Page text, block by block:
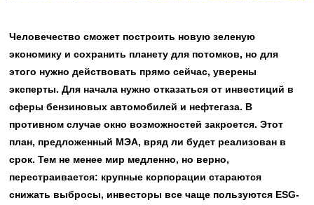
Человечество сможет построить новую зеленую
экономику и сохранить планету для потомков, но для
этого нужно действовать прямо сейчас, уверены
эксперты. Для начала нужно отказаться от инвестиций в
сферы бензиновых автомобилей и нефтегаза. В
противном случае окно возможностей закроется. Этот
план, предложенный МЭА, вряд ли будет реализован в
срок. Тем не менее мир медленно, но верно,
перестраивается: крупные корпорации стараются
снижать выбросы, инвесторы все чаще пользуются ESG-